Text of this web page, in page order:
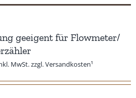
geeigent für Flowmeter/
MwSt. zzgl. Versandkosten¹